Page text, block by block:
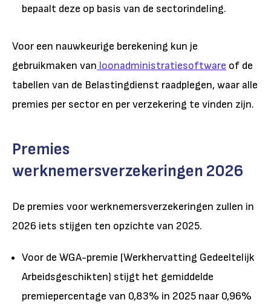
bepaalt deze op basis van de sectorindeling.
Voor een nauwkeurige berekening kun je
gebruikmaken van loonadministratiesoftware of de
tabellen van de Belastingdienst raadplegen, waar alle
premies per sector en per verzekering te vinden zijn.
Premies
werknemersverzekeringen 2026
De premies voor werknemersverzekeringen zullen in
2026 iets stijgen ten opzichte van 2025.
Voor de WGA-premie (Werkhervatting Gedeeltelijk
Arbeidsgeschikten) stijgt het gemiddelde
premiepercentage van 0,83% in 2025 naar 0,96%